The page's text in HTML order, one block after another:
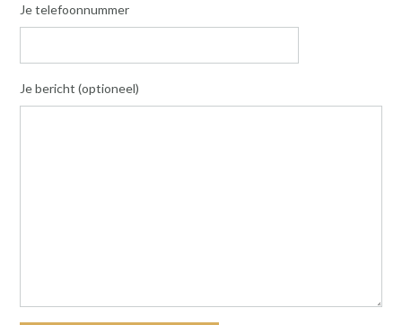
Je telefoonnummer
Je bericht (optioneel)